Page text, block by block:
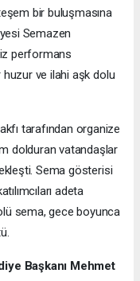
bir buluşmasına
Semazen
performans
ve ilahi aşk dolu
tarafından organize
dolduran vatandaşlar
Sema gösterisi
adeta
sema, gece boyunca
Başkanı Mehmet